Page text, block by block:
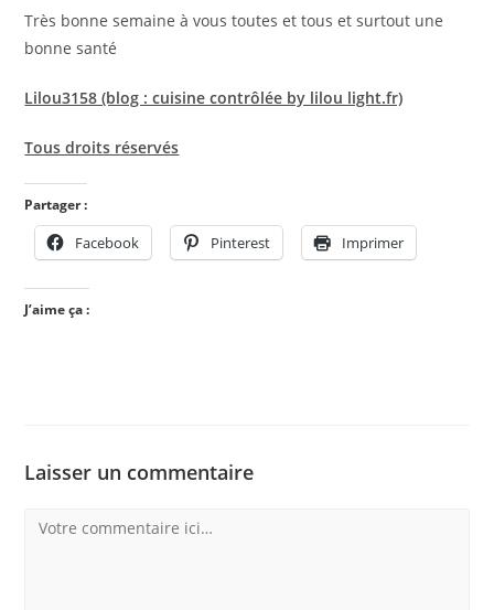
Très bonne semaine à vous toutes et tous et surtout une
bonne santé
Lilou3158 (blog : cuisine contrôlée by lilou light.fr)
Tous droits réservés
Partager :
Facebook Pinterest Imprimer
J’aime ça :
Laisser un commentaire
Comment